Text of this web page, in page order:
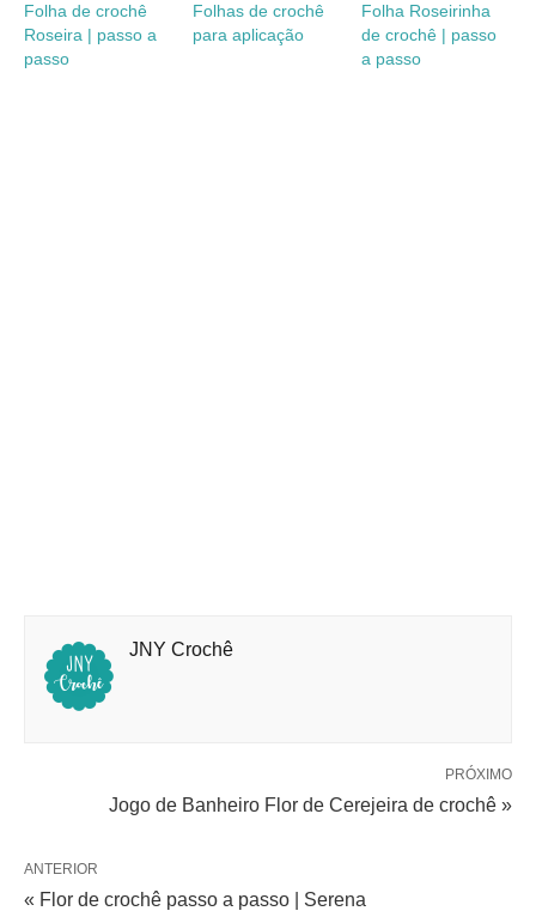
Folha de crochê
Roseira | passo a
passo
Folhas de crochê
para aplicação
Folha Roseirinha
de crochê | passo
a passo
JNY Crochê
PRÓXIMO
Jogo de Banheiro Flor de Cerejeira de crochê »
ANTERIOR
« Flor de crochê passo a passo | Serena